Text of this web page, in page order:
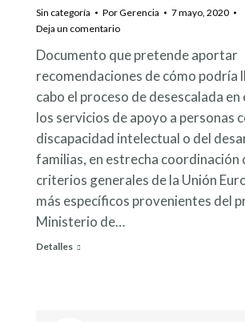
Sin categoría PorGerencia
7 mayo, 2020
Deja un comentario
Documento que pretende aportar
recomendaciones de cómo podría
cabo el proceso de desescalada
los servicios de apoyo a personas
discapacidad intelectual o del
familias, en estrecha coordinación
criterios generales de la Unión
más específicos provenientes del
Ministerio de…
Detalles